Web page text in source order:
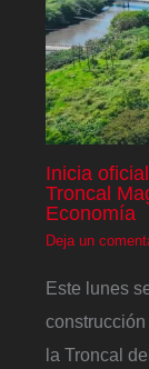
Inicia
Troncal
Economía
Deja un
Este lunes
la Troncal